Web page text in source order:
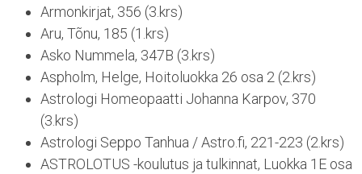
Armonkirjat, 356 (3.krs)
Aru, Tõnu, 185 (1.krs)
Asko Nummela, 347B (3.krs)
Aspholm, Helge, Hoitoluokka 26 osa 2 (2.krs)
Astrologi Homeopaatti Johanna Karpov, 370
(3.krs)
Astrologi Seppo Tanhua / Astro.fi, 221-223 (2.krs)
ASTROLOTUS -koulutus ja tulkinnat, Luokka 1E osa